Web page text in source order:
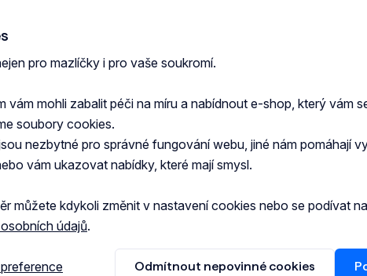
pro mazlíčky i pro vaše soukromí.
vám mohli zabalit péči na míru a nabídnout e-shop, který vám
soubory cookies.
nezbytné pro správné fungování webu, jiné nám pomáhají
vám ukazovat nabídky, které mají smysl.
můžete kdykoli změnit v nastavení cookies nebo se podívat na
údajů.
Odmítnout nepovinné cookies